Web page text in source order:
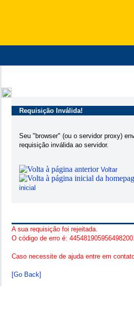
Requisição Inválida!
Seu "browser" (ou o servidor proxy)
requisição inválida ao servidor.
Voltar
inicial
A sua requisição foi rejeitada.
O código de erro é:
Caso necessite de ajuda entre em
[Go Back]